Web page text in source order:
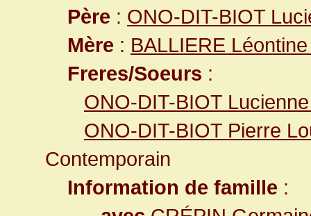
Père : ONO-DIT-BIOT
Mère : BALLIERE
Freres/Soeurs :
ONO-DIT-BIOT
ONO-DIT-BIOT Pierre
Contemporain
Information de famille :